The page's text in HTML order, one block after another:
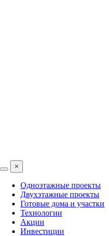
×
Одноэтажные проекты
Двухэтажные проекты
Готовые дома и участки
Технологии
Акции
Инвестиции